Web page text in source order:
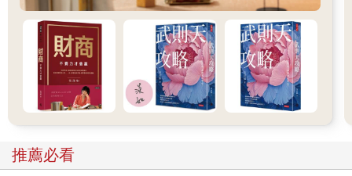
以外皆不能識，有了會讀書的小孩得要養好。未來實在不可知，
好男不當兵，家無恆產才當兵啊。
瞿順卿當白鐵匠的青年人生，一路包工到了日軍攻到武漢了都沒
生意，改去牛肉罐頭工廠焊罐頭，牙齒因吃太多牛肉卡牙吃到壞
去，對日本戰爭太熾也沒罐頭可焊了，才不得不入伍從軍。還是
以白鐵匠工功夫為專業去修飛機，參與了後半段的戰爭，多年之
後，卻似乎依然在戰爭之中，此時是與生活搏鬥的戰爭。
法。老婆徐留雲曾經租房開了小飯館也賣麵，就這麼在臺灣過起
新的日子。他們在四川八年是四川人口中的「下江人」（長江下
推薦必看